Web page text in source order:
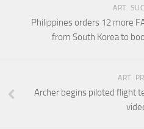
ART.
Philippines orders 12 more
from South Korea to
ART.
Archer begins piloted flight